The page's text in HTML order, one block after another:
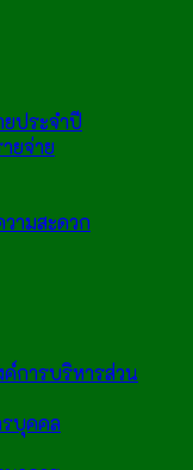
ประจำปี
ยจ่าย
ามสะดวก
การบริหารส่วน
บุคคล